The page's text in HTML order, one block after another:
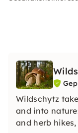
Wildschytz
and into
and herb